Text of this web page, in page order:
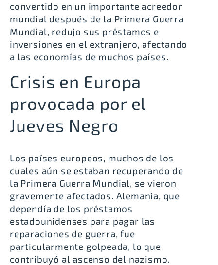
convertido en un importante acreedor
mundial después de la Primera Guerra
Mundial, redujo sus préstamos e
inversiones en el extranjero, afectando
a las economías de muchos países.
Crisis en Europa
provocada por el
Jueves Negro
Los países europeos, muchos de los
cuales aún se estaban recuperando de
la Primera Guerra Mundial, se vieron
gravemente afectados. Alemania, que
dependía de los préstamos
estadounidenses para pagar las
reparaciones de guerra, fue
particularmente golpeada, lo que
contribuyó al ascenso del nazismo.